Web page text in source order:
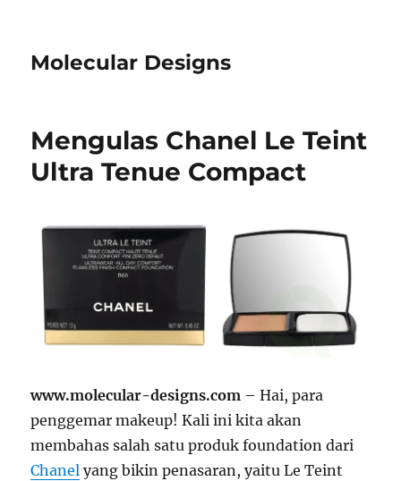
Molecular Designs
Mengulas Chanel Le Teint
Ultra Tenue Compact
www.molecular-designs.com – Hai, para
penggemar makeup! Kali ini kita akan
membahas salah satu produk foundation dari
Chanel yang bikin penasaran, yaitu Le Teint